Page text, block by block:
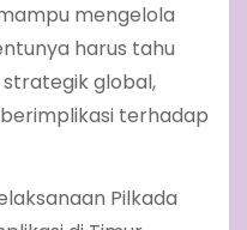
mengelola
harus tahu
global,
terhadap
Pilkada